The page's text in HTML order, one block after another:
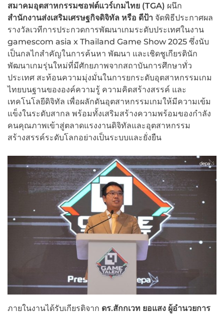
สมาคมอุตสาหกรรมซอฟต์แวร์เกมไทย (TGA) ผนึก
สำนักงานส่งเสริมเศรษฐกิจดิจิทัล หรือ ดีป้า จัดพิธีประกาศผล
รางวัลเวทีการประกวดการพัฒนาเกมระดับประเทศในงาน
gamescom asia x Thailand Game Show 2025 ซึ่งนับ
เป็นกลไกสำคัญในการค้นหา พัฒนา และเชิดชูเกียรตินัก
พัฒนาเกมรุ่นใหม่ที่มีศักยภาพจากสถาบันการศึกษาทั่ว
ประเทศ สะท้อนความมุ่งมั่นในการยกระดับอุตสาหกรรมเกม
ไทยบนฐานขององค์ความรู้ ความคิดสร้างสรรค์ และ
เทคโนโลยีดิจิทัล เพื่อผลักดันอุตสาหกรรมเกมให้มีความเข้ม
แข็งในระดับสากล พร้อมทั้งเสริมสร้างความพร้อมของกำลัง
คนคุณภาพเข้าสู่ตลาดแรงงานดิจิทัลและอุตสาหกรรม
สร้างสรรค์ระดับโลกอย่างเป็นระบบและยั่งยืน
ภายในงานได้รับเกียรติจาก ดร.สักกเวท ยอแสง ผู้อำนวยการ